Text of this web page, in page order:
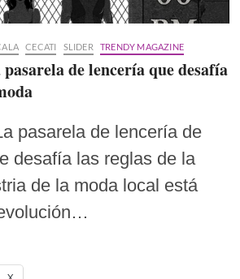
CECATI SLIDER TRENDY MAGAZINE
de lencería que desafía
pasarela de lencería de
desafía las reglas de la
de la moda local está